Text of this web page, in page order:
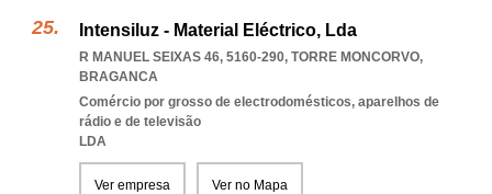
Intensiluz - Material Eléctrico, Lda
R MANUEL SEIXAS 46, 5160-290, TORRE MONCORVO,
BRAGANCA
Comércio por grosso de electrodomésticos, aparelhos de
rádio e de televisão
LDA
Ver empresa Ver no Mapa